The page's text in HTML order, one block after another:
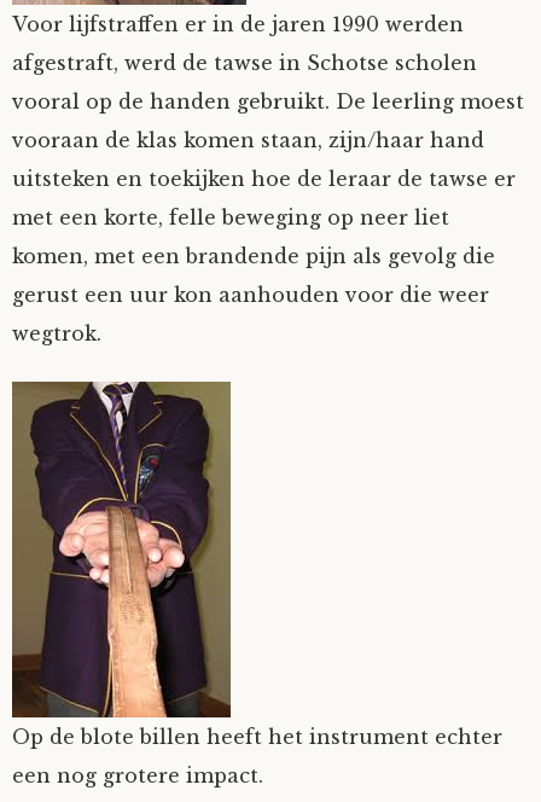
Henricus
Jack
Johanna
Kersje
Nyncke
Rozemarijn
SirTeddy
Spelican
Stefan
Sunniva
Voor lijfstraffen er in de jaren 1990 werden
afgestraft, werd de tawse in Schotse scholen
vooral op de handen gebruikt. De leerling moest
vooraan de klas komen staan, zijn/haar hand
uitsteken en toekijken hoe de leraar de tawse er
met een korte, felle beweging op neer liet
komen, met een brandende pijn als gevolg die
gerust een uur kon aanhouden voor die weer
wegtrok.
Op de blote billen heeft het instrument echter
een nog grotere impact.